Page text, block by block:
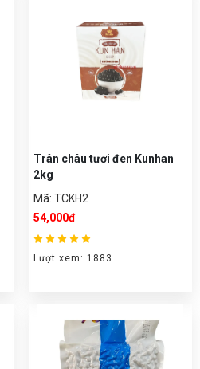
Trân châu tươi đen Kunhan
2kg
Mã: TCKH2
54,000đ
Lượt xem: 1883